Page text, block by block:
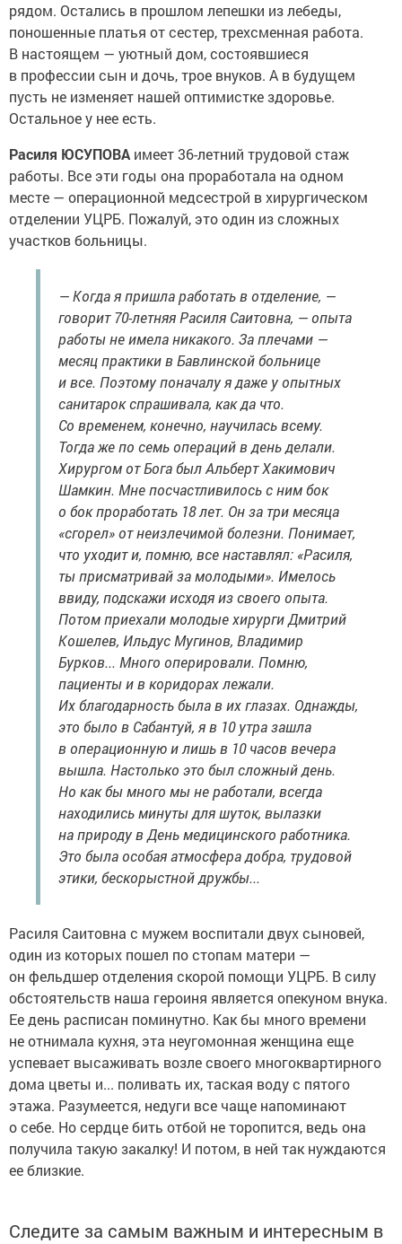
рядом. Остались в прошлом лепешки из лебеды,
поношенные платья от сестер, трехсменная работа.
В настоящем — уютный дом, состоявшиеся
в профессии сын и дочь, трое внуков. А в будущем
пусть не изменяет нашей оптимистке здоровье.
Остальное у нее есть.
Расиля ЮСУПОВА имеет 36-летний трудовой стаж
работы. Все эти годы она проработала на одном
месте — операционной медсестрой в хирургическом
отделении УЦРБ. Пожалуй, это один из сложных
участков больницы.
— Когда я пришла работать в отделение, —
говорит 70-летняя Расиля Саитовна, — опыта
работы не имела никакого. За плечами —
месяц практики в Бавлинской больнице
и все. Поэтому поначалу я даже у опытных
санитарок спрашивала, как да что.
Со временем, конечно, научилась всему.
Тогда же по семь операций в день делали.
Хирургом от Бога был Альберт Хакимович
Шамкин. Мне посчастливилось с ним бок
о бок проработать 18 лет. Он за три месяца
«сгорел» от неизлечимой болезни. Понимает,
что уходит и, помню, все наставлял: «Расиля,
ты присматривай за молодыми». Имелось
ввиду, подскажи исходя из своего опыта.
Потом приехали молодые хирурги Дмитрий
Кошелев, Ильдус Мугинов, Владимир
Бурков... Много оперировали. Помню,
пациенты и в коридорах лежали.
Их благодарность была в их глазах. Однажды,
это было в Сабантуй, я в 10 утра зашла
в операционную и лишь в 10 часов вечера
вышла. Настолько это был сложный день.
Но как бы много мы не работали, всегда
находились минуты для шуток, вылазки
на природу в День медицинского работника.
Это была особая атмосфера добра, трудовой
этики, бескорыстной дружбы...
Расиля Саитовна с мужем воспитали двух сыновей,
один из которых пошел по стопам матери —
он фельдшер отделения скорой помощи УЦРБ. В силу
обстоятельств наша героиня является опекуном внука.
Ее день расписан поминутно. Как бы много времени
не отнимала кухня, эта неугомонная женщина еще
успевает высаживать возле своего многоквартирного
дома цветы и... поливать их, таская воду с пятого
этажа. Разумеется, недуги все чаще напоминают
о себе. Но сердце бить отбой не торопится, ведь она
получила такую закалку! И потом, в ней так нуждаются
ее близкие.
Следите за самым важным и интересным в